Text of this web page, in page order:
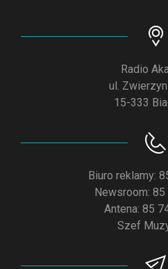
Radio
ul.
15-333
Biuro reklamy:
Newsroom:
Antena: 85
Szef